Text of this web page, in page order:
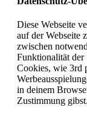
Diese Webseite
auf der Webseite
zwischen
Funktionalität
Cookies, wie 3rd
in deinem
Zustimmung gibst.